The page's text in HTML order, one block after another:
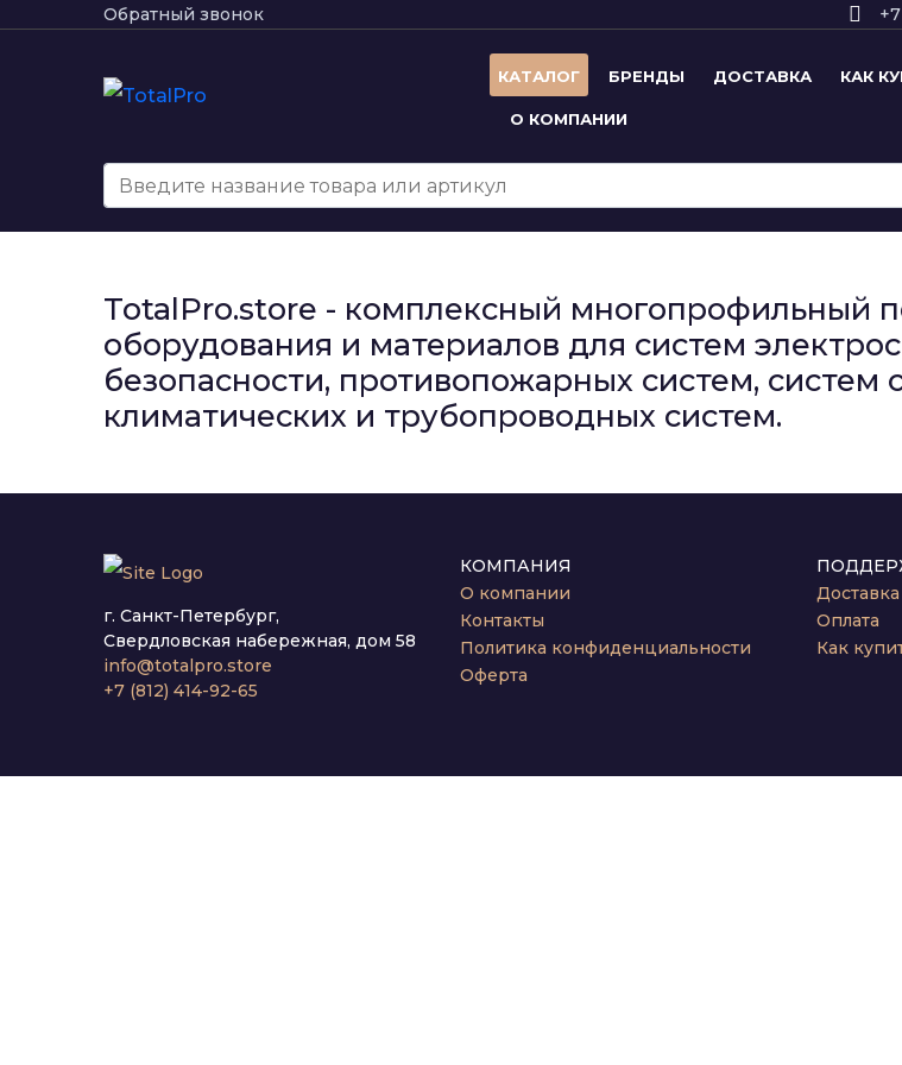
Обратный звонок
КАТАЛОГ БРЕНДЫ ДОСТАВКА КАК
О КОМПАНИИ
TotalPro.store - комплексный многопрофильный
оборудования и материалов для систем
безопасности, противопожарных систем, систем
климатических и трубопроводных систем.
г. Санкт-Петербург,
Свердловская набережная, дом 58
info@totalpro.store
+7 (812) 414-92-65
КОМПАНИЯ
О компании
Контакты
Политика конфиденциальности
Оферта
Доставка
Оплата
Как